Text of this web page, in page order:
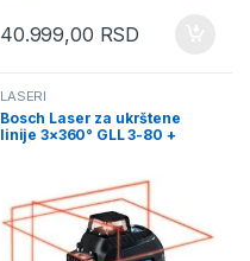
40.999,00 RSD
LASERI
Bosch Laser za ukrštene
linije 3×360° GLL 3-80 +